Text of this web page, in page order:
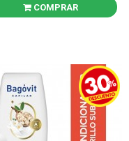
COMPRAR